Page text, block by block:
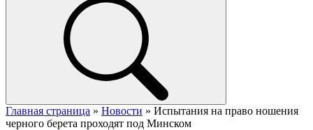
Главная страница » Новости » Испытания на право ношения
черного берета проходят под Минском